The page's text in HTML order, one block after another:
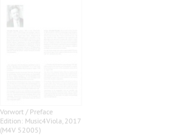
Vorwort / Preface
Edition: Music4Viola, 2017
(M4V 52005)